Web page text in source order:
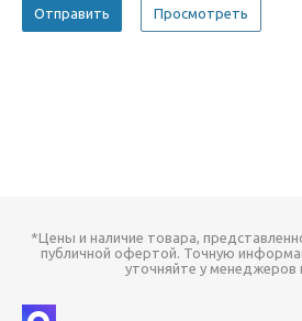
*Цены и наличие товара,
публичной офертой. Точную
уточняйте у менеджеров